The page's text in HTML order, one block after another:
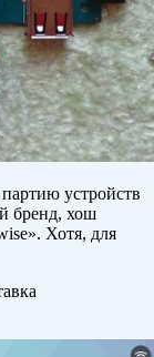
устройств
бренд, хош
Хотя, для